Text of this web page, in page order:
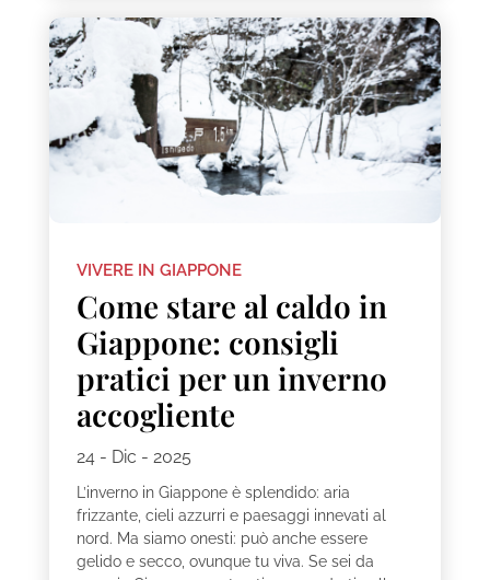
VIVERE IN GIAPPONE
Come stare al caldo in
Giappone: consigli
pratici per un inverno
accogliente
24 - Dic - 2025
L’inverno in Giappone è splendido: aria
frizzante, cieli azzurri e paesaggi innevati al
nord. Ma siamo onesti: può anche essere
gelido e secco, ovunque tu viva. Se sei da